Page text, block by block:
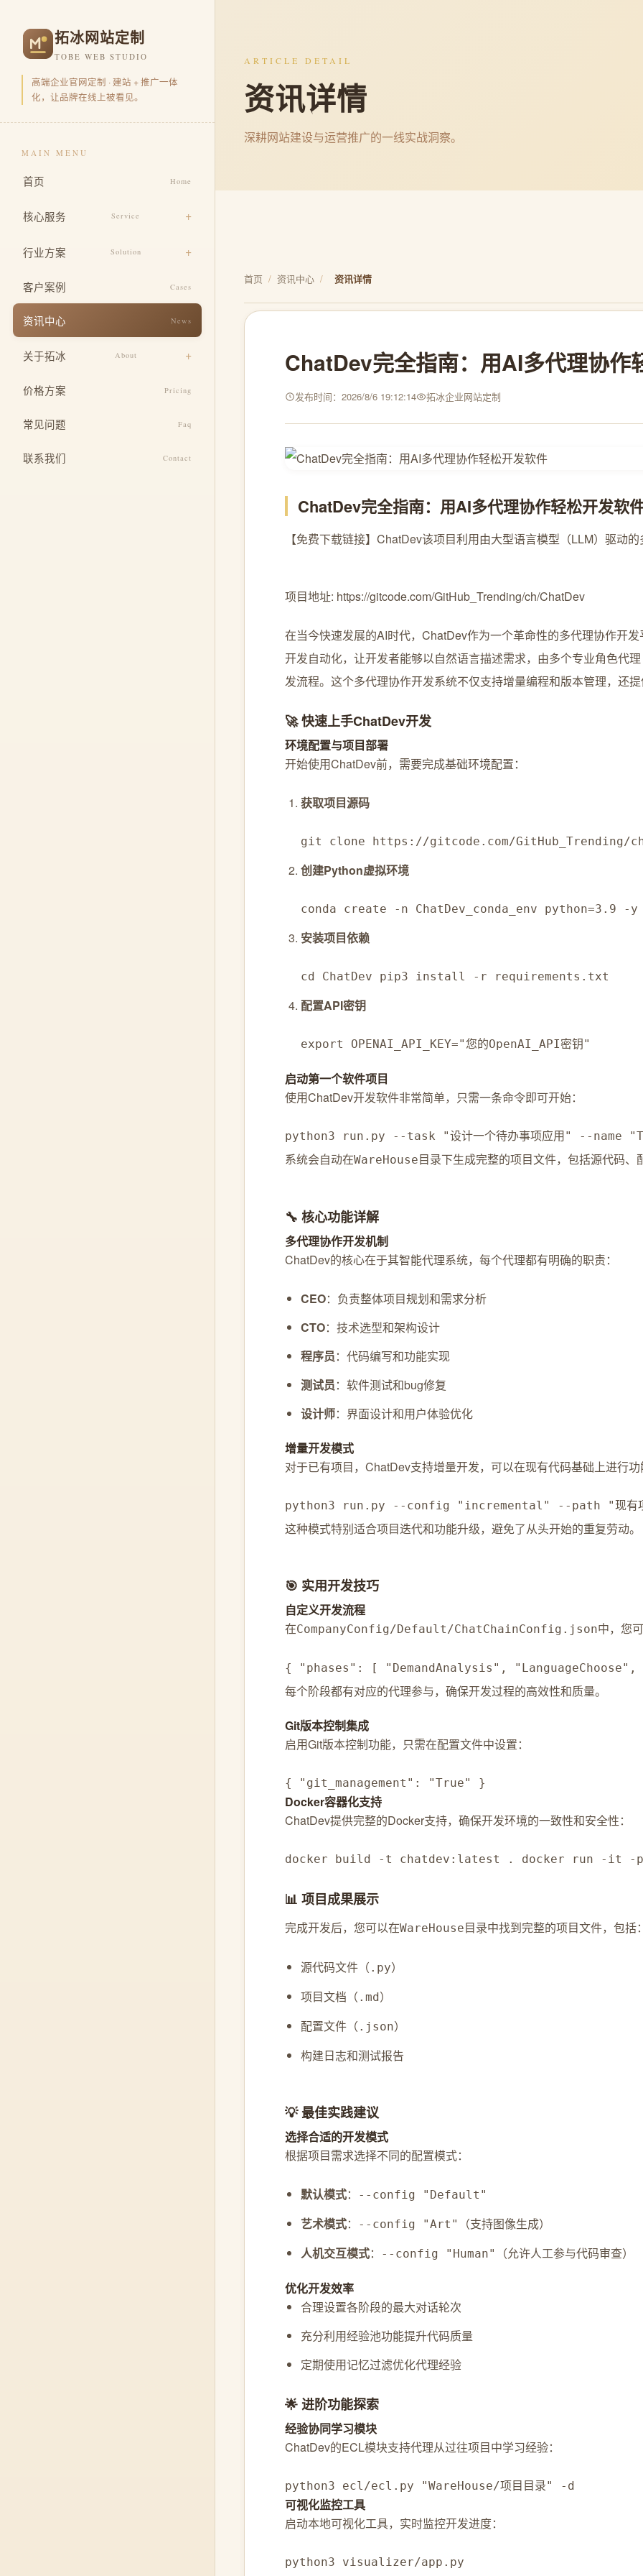
拓冰网站定制
TOBE WEB STUDIO
高端企业官网定制 · 建站 + 推广一体
化，让品牌在线上被看见。
MAIN MENU
首页 Home
核心服务 Service
品牌官网定制
品牌视觉包装
安全与运维
SEO 基础优化
行业方案 Solution
电商零售
餐饮美食
医疗健康
酒店住宿
客户案例 Cases
资讯中心 News
关于拓冰 About
设计团队
价格方案 Pricing
常见问题 Faq
联系我们 Contact
ARTICLE DETAIL
资讯详情
深耕网站建设与运营推广的一线实战洞察。
首页 / 资讯中心 / 资讯详情
ChatDev完全指南：用AI多代理协作
发布时间：2026/8/6 19:12:14 拓冰企业网站定制
ChatDev完全指南：用AI多代理协作轻松开发软
【免费下载链接】ChatDev该项目利用由大型语言模型（LLM）驱动
项目地址: https://gitcode.com/GitHub_Trending/ch/ChatDev
在当今快速发展的AI时代，ChatDev作为一个革命性的多代理协作开
开发自动化，让开发者能够以自然语言描述需求，由多个专业角色代
发流程。这个多代理协作开发系统不仅支持增量编程和版本管理，还
🚀 快速上手ChatDev开发
环境配置与项目部署
开始使用ChatDev前，需要完成基础环境配置：
获取项目源码
git clone https://gitcode.com/GitHub_Trending/
创建Python虚拟环境
conda create -n ChatDev_conda_env python=3.9 -
安装项目依赖
cd ChatDev pip3 install -r requirements.txt
配置API密钥
export OPENAI_API_KEY="您的OpenAI_API密钥"
启动第一个软件项目
使用ChatDev开发软件非常简单，只需一条命令即可开始：
python3 run.py --task "设计一个待办事项应用" --name
系统会自动在WareHouse目录下生成完整的项目文件，包括源代码、
🔧 核心功能详解
多代理协作开发机制
ChatDev的核心在于其智能代理系统，每个代理都有明确的职责：
CEO：负责整体项目规划和需求分析
CTO：技术选型和架构设计
程序员：代码编写和功能实现
测试员：软件测试和bug修复
设计师：界面设计和用户体验优化
增量开发模式
对于已有项目，ChatDev支持增量开发，可以在现有代码基础上进行功
python3 run.py --config "incremental" --path "现有项
这种模式特别适合项目迭代和功能升级，避免了从头开始的重复劳动。
🎯 实用开发技巧
自定义开发流程
在CompanyConfig/Default/ChatChainConfig.json中，您
{ "phases": [ "DemandAnalysis",
每个阶段都有对应的代理参与，确保开发过程的高效性和质量。
Git版本控制集成
启用Git版本控制功能，只需在配置文件中设置：
{ "git_management": "True" }
Docker容器化支持
ChatDev提供完整的Docker支持，确保开发环境的一致性和安全性：
docker build -t chatdev:latest . docker run -it -p
📊 项目成果展示
完成开发后，您可以在WareHouse目录中找到完整的项目文件，包括：
源代码文件（ .py）
项目文档（ .md）
配置文件（ .json）
构建日志和测试报告
💡 最佳实践建议
选择合适的开发模式
根据项目需求选择不同的配置模式：
默认模式： --config "Default"
艺术模式： --config "Art"
（支持图像生成）
人机交互模式： --config "Human" （允许人工参与代码审查）
优化开发效率
合理设置各阶段的最大对话轮次
充分利用经验池功能提升代码质量
定期使用记忆过滤优化代理经验
🌟 进阶功能探索
经验协同学习模块
ChatDev的ECL模块支持代理从过往项目中学习经验：
python3 ecl/ecl.py "WareHouse/项目目录" -d
可视化监控工具
启动本地可视化工具，实时监控开发进度：
python3 visualizer/app.py